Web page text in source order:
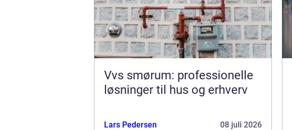
Vvs smørum: professionelle
løsninger til hus og erhverv
Lars Pedersen 08 juli 2026